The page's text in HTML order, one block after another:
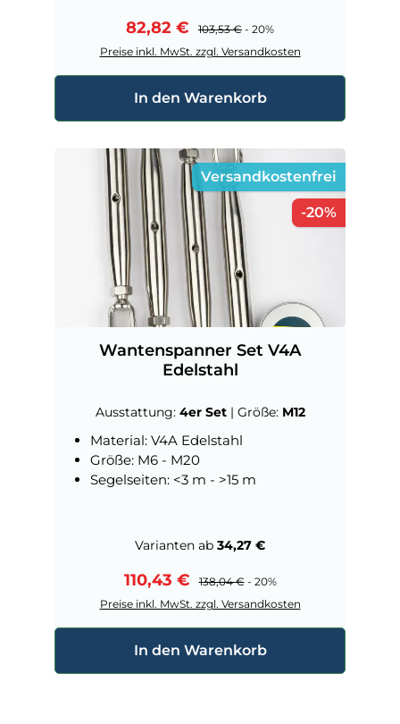
Verkaufspreis:
82,82 € Regulärer Preis:
103,53 € - 20%
Preise inkl. MwSt. zzgl. Versandkosten
In den Warenkorb
Versandkostenfrei
-20%Rabatt
Wantenspanner Set V4A
Edelstahl
Ausstattung: 4er Set | Größe: M12
Material: V4A Edelstahl
Größe: M6 - M20
Segelseiten: <3 m - >15 m
Varianten ab 34,27 €
Verkaufspreis:
110,43 € Regulärer Preis:
138,04 € - 20%
Preise inkl. MwSt. zzgl. Versandkosten
In den Warenkorb